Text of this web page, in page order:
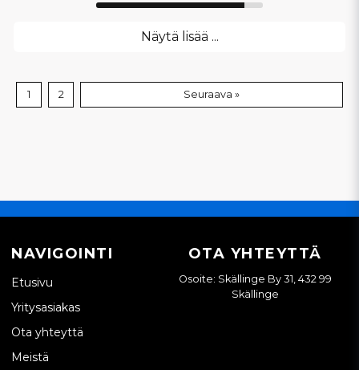
Näytä lisää ...
1 2 Seuraava »
NAVIGOINTI
Etusivu
Yritysasiakas
Ota yhteyttä
Meistä
OTA YHTEYTTÄ
Osoite: Skällinge By 31, 432 99
Skällinge